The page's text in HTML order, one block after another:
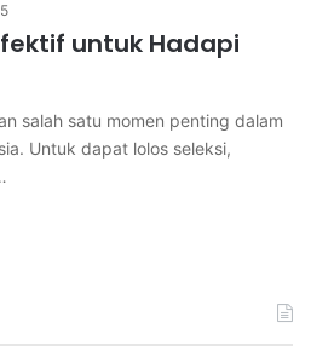
untuk Hadapi
salah satu momen penting dalam
Untuk dapat lolos seleksi,